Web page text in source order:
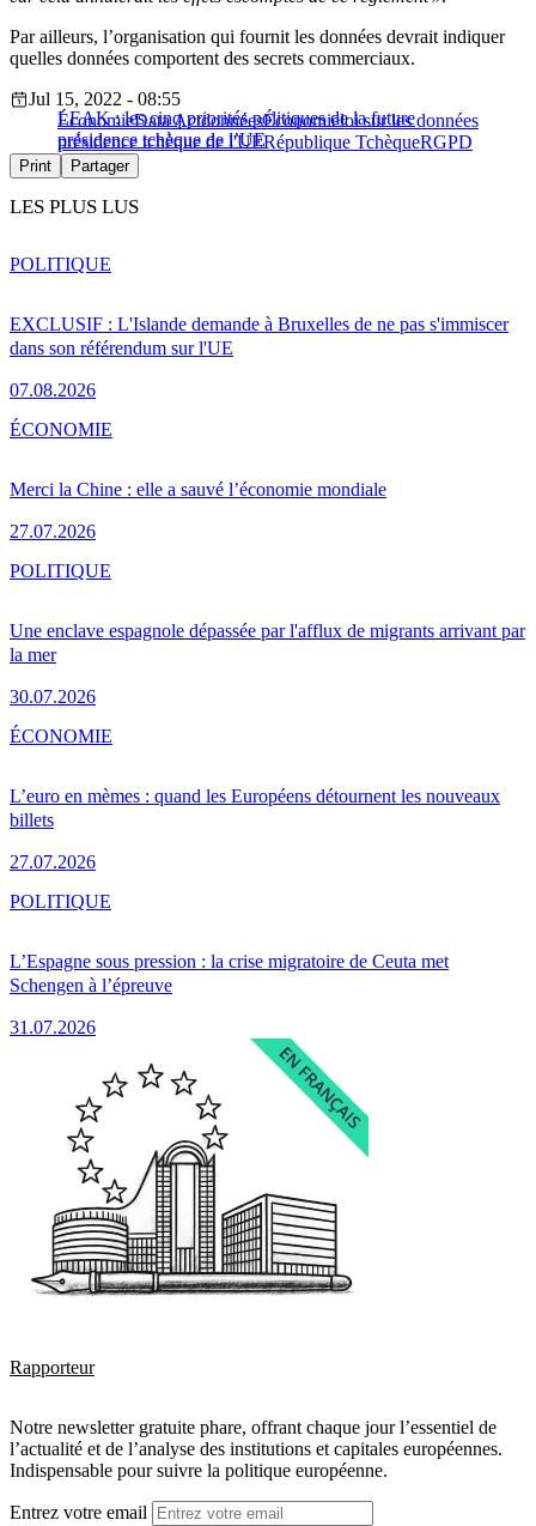
Par ailleurs, l’organisation qui fournit les données devrait indiquer
quelles données comportent des secrets commerciaux.
LEAK : les cinq priorités politiques de la future
présidence tchèque de l’UE
Jul 15, 2022 - 08:55
ÉconomieData ActdonnéesÉconomieloi sur les données
présidence tchèque de l'UERépublique TchèqueRGPD
Print Partager
LES PLUS LUS
EXCLUSIF : L'Islande demande à Bruxelles de ne pas s'immiscer
dans son référendum sur l'UE
07.08.2026
POLITIQUE
Merci la Chine : elle a sauvé l’économie mondiale
27.07.2026
ÉCONOMIE
Une enclave espagnole dépassée par l'afflux de migrants arrivant par
la mer
30.07.2026
POLITIQUE
L’euro en mèmes : quand les Européens détournent les nouveaux
billets
27.07.2026
ÉCONOMIE
L’Espagne sous pression : la crise migratoire de Ceuta met
Schengen à l’épreuve
31.07.2026
POLITIQUE
Rapporteur
Notre newsletter gratuite phare, offrant chaque jour l’essentiel de
l’actualité et de l’analyse des institutions et capitales européennes.
Indispensable pour suivre la politique européenne.
Entrez votre email